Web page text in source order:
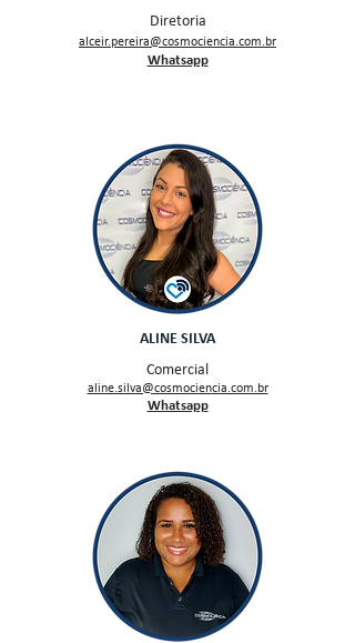
Diretoria
alceir.pereira@cosmociencia.com.br
Whatsapp
ALINE SILVA
Comercial
aline.silva@cosmociencia.com.br
Whatsapp